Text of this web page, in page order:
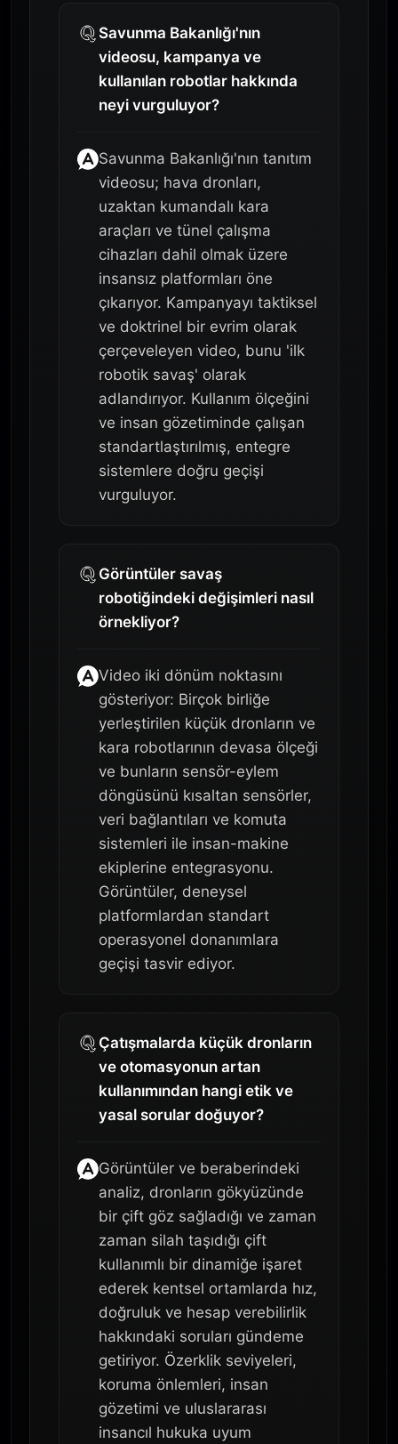
Savunma Bakanlığı'nın
videosu, kampanya ve
kullanılan robotlar hakkında
neyi vurguluyor?
Savunma Bakanlığı'nın tanıtım
videosu; hava dronları,
uzaktan kumandalı kara
araçları ve tünel çalışma
cihazları dahil olmak üzere
insansız platformları öne
çıkarıyor. Kampanyayı taktiksel
ve doktrinel bir evrim olarak
çerçeveleyen video, bunu 'ilk
robotik savaş' olarak
adlandırıyor. Kullanım ölçeğini
ve insan gözetiminde çalışan
standartlaştırılmış, entegre
sistemlere doğru geçişi
vurguluyor.
Görüntüler savaş
robotiğindeki değişimleri nasıl
örnekliyor?
Video iki dönüm noktasını
gösteriyor: Birçok birliğe
yerleştirilen küçük dronların ve
kara robotlarının devasa ölçeği
ve bunların sensör-eylem
döngüsünü kısaltan sensörler,
veri bağlantıları ve komuta
sistemleri ile insan-makine
ekiplerine entegrasyonu.
Görüntüler, deneysel
platformlardan standart
operasyonel donanımlara
geçişi tasvir ediyor.
Çatışmalarda küçük dronların
ve otomasyonun artan
kullanımından hangi etik ve
yasal sorular doğuyor?
Görüntüler ve beraberindeki
analiz, dronların gökyüzünde
bir çift göz sağladığı ve zaman
zaman silah taşıdığı çift
kullanımlı bir dinamiğe işaret
ederek kentsel ortamlarda hız,
doğruluk ve hesap verebilirlik
hakkındaki soruları gündeme
getiriyor. Özerklik seviyeleri,
koruma önlemleri, insan
gözetimi ve uluslararası
insancıl hukuka uyum